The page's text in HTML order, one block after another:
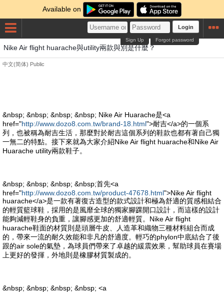
Available on
Login
Forgot password
Sign Up
Nike Air flight huarache與utility兩款與別是什麼？
中文(简体) Public
&nbsp; &nbsp; &nbsp; &nbsp; Nike Air Huarache是<a
href="http://www.dozo8.com.tw/brand-18.html">耐吉</a>的一個系
列，也被稱為耐吉生活，那麼對於耐吉這個系列的鞋款也都有著自己獨
一無二的特點。接下來就為大家介紹Nike Air flight huarache和Nike Air
Huarache utility兩款鞋子。
&nbsp; &nbsp; &nbsp; &nbsp;首先<a
href="http://www.dozo8.com.tw/product-47678.html">Nike Air flight
huarache</a>是一款有著復古造型的款式設計和極為舒適的質感相結合
的輕質籃球鞋，採用的是風靡全球的獨家腳踝開口設計，而這樣的設計
能夠減輕鞋身的負重，讓腳感更加的舒適輕質。Nike Air flight
huarache鞋面的材質則是頭層牛皮、人造革和織物三種材料組合而成
的，帶來一流的耐久效能和非凡的舒適度。輕巧的phylon中底結合了後
跟的air sole的氣墊，為球員們帶來了卓越的緩震效果，幫助球員在賽場
上更好的發揮，外地則是橡膠材質製成的。
&nbsp; &nbsp; &nbsp; &nbsp; <a